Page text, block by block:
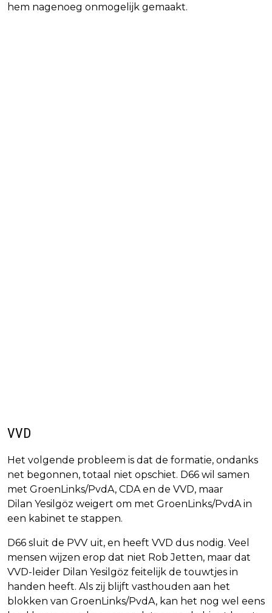
hem nagenoeg onmogelijk gemaakt.
VVD
Het volgende probleem is dat de formatie, ondanks
net begonnen, totaal niet opschiet. D66 wil samen
met GroenLinks/PvdA, CDA en de VVD, maar
Dilan Yesilgöz weigert om met GroenLinks/PvdA in
een kabinet te stappen.
D66 sluit de PVV uit, en heeft VVD dus nodig. Veel
mensen wijzen erop dat niet Rob Jetten, maar dat
VVD-leider Dilan Yesilgöz feitelijk de touwtjes in
handen heeft. Als zij blijft vasthouden aan het
blokken van GroenLinks/PvdA, kan het nog wel eens